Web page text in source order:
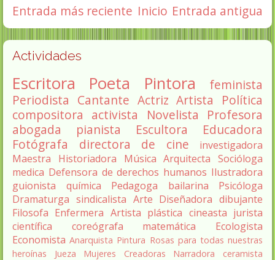
Entrada más reciente Entrada antigua
Inicio
Actividades
Escritora Poeta Pintora
feminista
Periodista Cantante Actriz Artista
Política
compositora activista Novelista
Profesora
abogada
pianista Escultora
Educadora
Fotógrafa
directora de cine
investigadora
Maestra
Historiadora Música Arquitecta Socióloga
medica Defensora de derechos humanos Ilustradora
guionista
química Pedagoga bailarina
Psicóloga
Dramaturga sindicalista Arte Diseñadora dibujante
Filosofa Enfermera Artista plástica cineasta jurista
científica
coreógrafa matemática
Ecologista
Economista Anarquista Pintura Rosas para todas nuestras
heroínas
Jueza Mujeres Creadoras Narradora
ceramista